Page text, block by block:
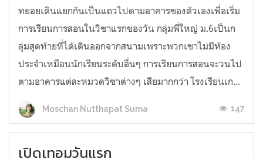
ทยอยเดินแยกกันเป็นแถวไปตามอาคารของตัวเองเพื่อเริ่ม
การเรียนการสอนในวิชาแรกของวัน กลุ่มพี่ใหญ่ ม.6เป็นก
ลุ่มสุดท้ายที่ได้เดินออกจากสนามเพราะพวกเขาไม่มีห้อง
ประจำเหมือนนักเรียนระดับอื่นๆ การเรียนการสอนจะวนไป
ตามอาคารแต่ละหมวดวิชาต่างๆ เสียมากกว่า โรงเรียนเก...
Moschan Nutthapat Suma 147
เปิดเทอมวันแรก